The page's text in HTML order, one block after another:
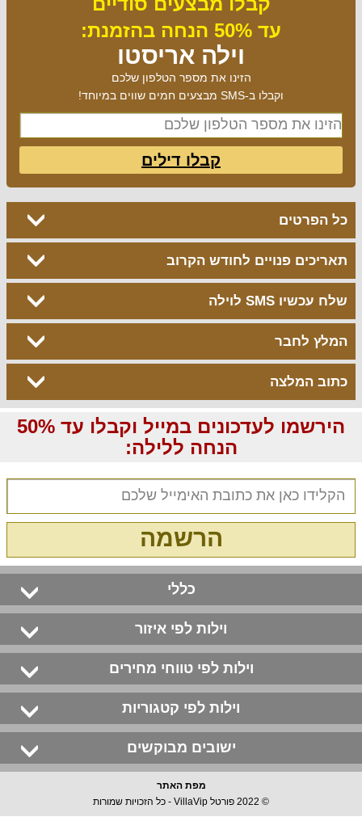
עד 50% הנחה בהזמנת:
וילה אריסטו
הזינו את מספר הטלפון שלכם
וקבלו ב-SMS מבצעים חמים שווים במיוחד!
קבלו דילים
כל הפרטים
תאריכים פנויים לחודש הקרוב
שלח עכשיו SMS לוילה
המלץ לחבר
כתוב המלצה
הירשמו לעדכונים במייל וקבלו עד 50%
הנחה ללילה:
הרשמה
כללי
וילות לפי איזור
וילות לפי טווחי מחירים
וילות לפי קטגוריות
ישובים מבוקשים
מפת האתר
© 2022 פורטל VillaVip - כל הזכויות שמורות